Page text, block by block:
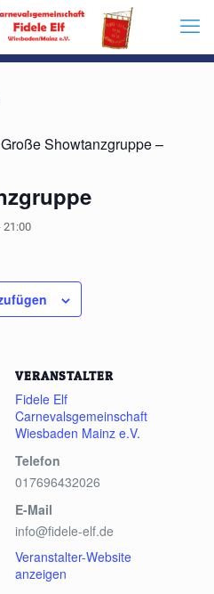
Große Showtanzgruppe –
21:00
VERANSTALTER
Fidele Elf
Carnevalsgemeinschaft
Wiesbaden Mainz e.V.
Telefon
017696432026
E-Mail
info@fidele-elf.de
Veranstalter-Website
anzeigen